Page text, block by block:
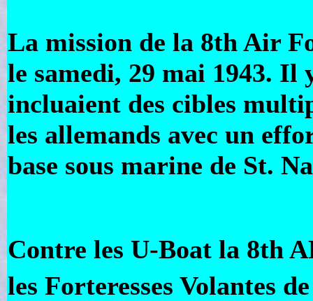
La mission de la 8th Air
le samedi, 29 mai 1943. Il
incluaient des cibles
les allemands avec un
base sous marine de St.
Contre les U-Boat la 8th
les Forteresses Volantes